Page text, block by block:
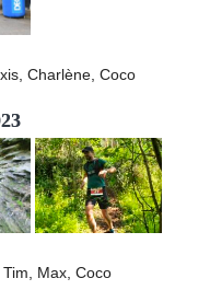
Charlène, Coco
Max, Coco